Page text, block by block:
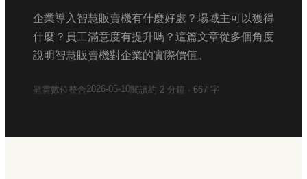
企業導入智慧販賣機有什麼好處？場域主可以獲得
什麼？員工滿意度有提升嗎？這篇文章從多個角度
說明智慧販賣機對企業的實際價值。
龍雲數位整合2026-05-10閱讀約 2 分鐘 · 667 字